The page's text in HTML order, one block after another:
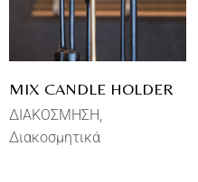
MIX CANDLE HOLDER
ΔΙΑΚΟΣΜΗΣΗ
Διακοσμητικά